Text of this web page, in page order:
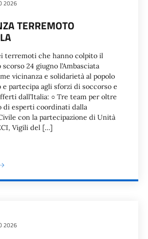
2026
TERREMOTO
terremoti che hanno colpito il
scorso 24 giugno l’Ambasciata
vicinanza e solidarietà al popolo
e partecipa agli sforzi di soccorso e
dall’Italia: ○ Tre team per oltre
di esperti coordinati dalla
con la partecipazione di Unità
Vigili del […]
2026